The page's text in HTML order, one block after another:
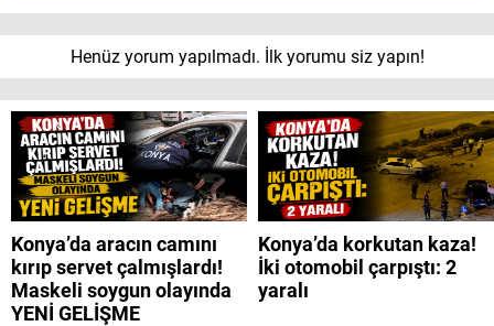
Henüz yorum yapılmadı. İlk yorumu siz yapın!
Konya’da aracın camını
kırıp servet çalmışlardı!
Maskeli soygun olayında
YENİ GELİŞME
Konya’da korkutan kaza!
İki otomobil çarpıştı: 2
yaralı